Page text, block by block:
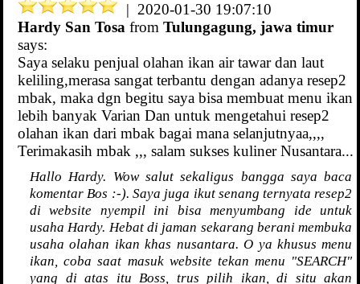
| 2020-01-30 19:07:10
Hardy San Tosa from Tulungagung, jawa timur
says:
Saya selaku penjual olahan ikan air tawar dan laut
keliling,merasa sangat terbantu dengan adanya resep2
mbak, maka dgn begitu saya bisa membuat menu ikan
lebih banyak Varian Dan untuk mengetahui resep2
olahan ikan dari mbak bagai mana selanjutnyaa,,,,
Terimakasih mbak ,,, salam sukses kuliner Nusantara...
Hallo Hardy. Wow salut sekaligus bangga saya baca
komentar Bos :-). Saya juga ikut senang ternyata resep2
di website nyempil ini bisa menyumbang ide untuk
usaha Hardy. Hebat di jaman sekarang berani membuka
usaha olahan ikan khas nusantara. O ya khusus menu
ikan, coba saat masuk website tekan menu "SEARCH"
yang di atas itu Boss, trus pilih ikan, di situ akan